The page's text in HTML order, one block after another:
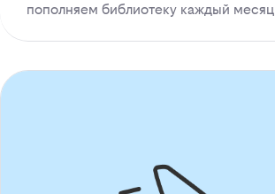
пополняем библиотеку каждый месяц